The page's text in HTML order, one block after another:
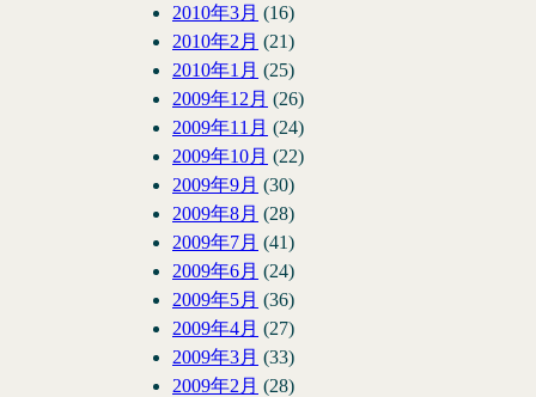
2010年3月 (16)
2010年2月 (21)
2010年1月 (25)
2009年12月 (26)
2009年11月 (24)
2009年10月 (22)
2009年9月 (30)
2009年8月 (28)
2009年7月 (41)
2009年6月 (24)
2009年5月 (36)
2009年4月 (27)
2009年3月 (33)
2009年2月 (28)